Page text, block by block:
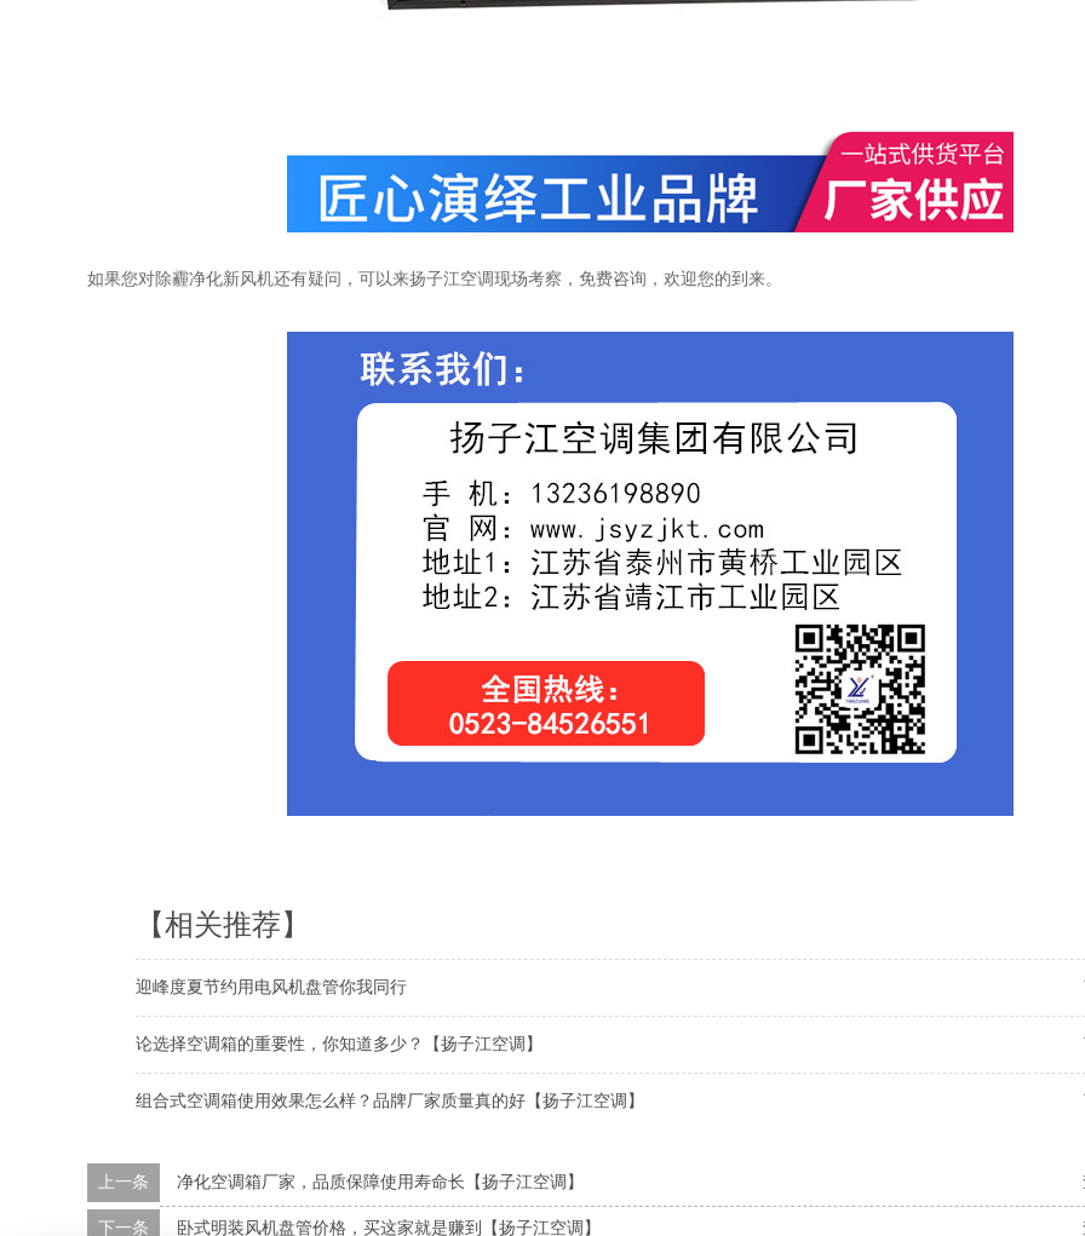
如果您对除霾净化新风机还有疑问，可以来扬子江空调现场考察，免费咨询，欢迎您的到来。
【相关推荐】
迎峰度夏节约用电风机盘管你我同行
论选择空调箱的重要性，你知道多少？【扬子江空调】
组合式空调箱使用效果怎么样？品牌厂家质量真的好【扬子江空调】
上一条 净化空调箱厂家，品质保障使用寿命长【扬子江空调】
下一条 卧式明装风机盘管价格，买这家就是赚到【扬子江空调】